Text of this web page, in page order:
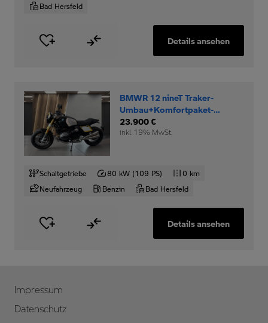
Bad Hersfeld
Details ansehen
BMWR 12 nineT Traker-
Umbau+Komfortpaket-
Option-719-Rad+
23.900 €
inkl. 19% MwSt.
Schaltgetriebe 80 kW (109 PS)
0 km
Neufahrzeug
Benzin Bad Hersfeld
Details ansehen
Impressum
Datenschutz